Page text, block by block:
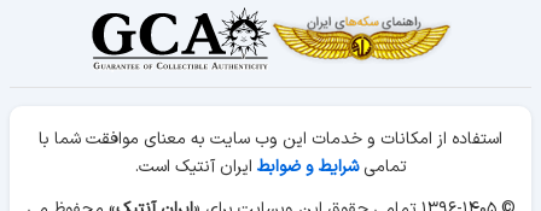
استفاده از امکانات و خدمات این وب سایت به معنای موافقت شما با
تمامیشرایط و ضوابط ایران آنتیک است.